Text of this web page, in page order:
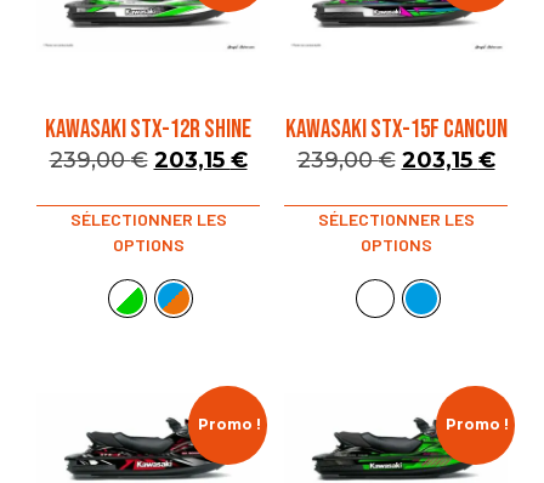
KAWASAKI STX-12R SHINE
239,00€ 203,15 €
SÉLECTIONNER LES
OPTIONS
KAWASAKI STX-15F CANCUN
239,00€ 203,15 €
SÉLECTIONNER LES
OPTIONS
Promo ! Promo !